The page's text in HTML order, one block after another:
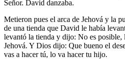
Señor. David danzaba.
Metieron pues el arca de Jehová y la
de una tienda que David le había
levantó la tienda y dijo: No es posible,
Jehová. Y Dios dijo: Que bueno el
vas a hacer tú, lo va hacer tu hijo.